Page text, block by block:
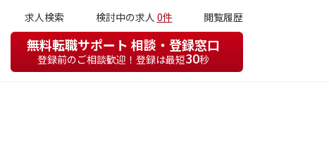
求人検索 検討中の求人 0件 閲覧履歴
無料転職サポート 相談・登録窓口
登録前のご相談歓迎！登録は最短30秒